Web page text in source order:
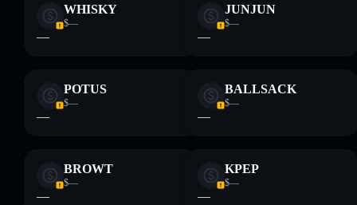
WHISKY
$—
—
JUNJUN
$—
—
POTUS
$—
—
BALLSACK
$—
—
BROWT
$—
—
KPEP
$—
—